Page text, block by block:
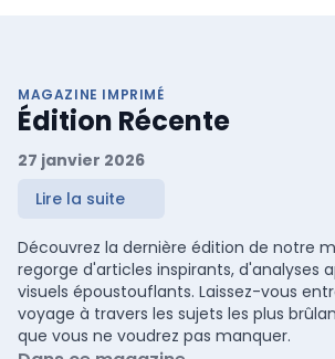
MAGAZINE IMPRIMÉ
Édition Récente
27 janvier 2026
Lire la suite
Découvrez la dernière édition de notre
regorge d'articles inspirants, d'analyses
visuels époustouflants. Laissez-vous
voyage à travers les sujets les plus
que vous ne voudrez pas manquer.